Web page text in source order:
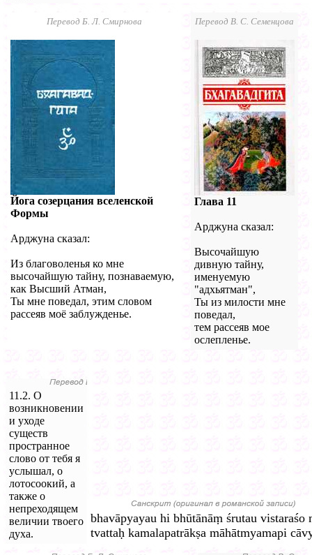
Перевод Б. Л. Смирнова
Йога созерцания вселенской
Формы
Арджуна сказал:
Из благоволенья ко мне
высочайшую тайну, познаваемую,
как Высший Атман,
Ты мне поведал, этим словом
рассеяв моё заблужденье.
Перевод В. С. Семенцова
Глава 11
Арджуна сказал:
Высочайшую
дивную тайну,
именуемую
"адхьятман",
Ты из милости мне
поведал,
тем рассеяв мое
ослепленье.
11.2. О
возникновении
и уходе
существ
пространное
слово от тебя я
услышал, о
лотосоокий, а
также о
непреходящем
величии твоего
духа.
bhavāpyayau hi bhūtānāṃ śrutau vistaraśo
tvattaḥ kamalapatrākṣa māhātmyamapi